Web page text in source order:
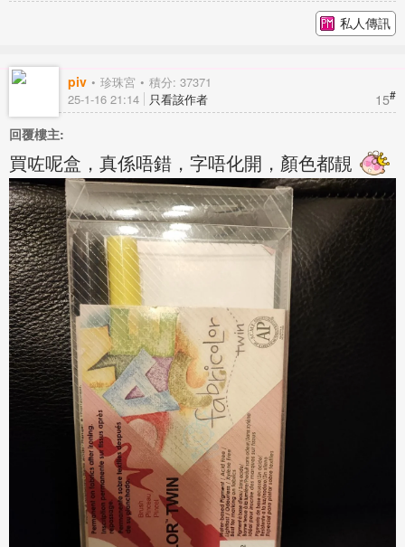
私人傳訊
piv 珍珠宮 積分: 37371
15#
25-1-16 21:14 只看該作者
回覆樓主:
買咗呢盒，真係唔錯，字唔化開，顏色都靚